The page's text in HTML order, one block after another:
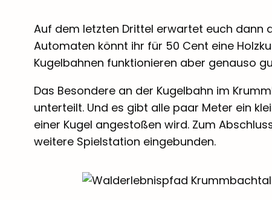
Auf dem letzten Drittel erwartet euch dann
Automaten könnt ihr für 50 Cent eine
Kugelbahnen funktionieren aber genauso
Das Besondere an der Kugelbahn im
unterteilt. Und es gibt alle paar Meter ein
einer Kugel angestoßen wird. Zum
weitere Spielstation eingebunden.